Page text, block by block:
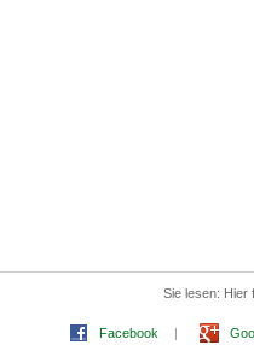
Sie lesen: Hier
Facebook |